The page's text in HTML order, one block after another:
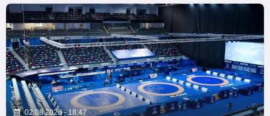
02.08.2026 - 18:47